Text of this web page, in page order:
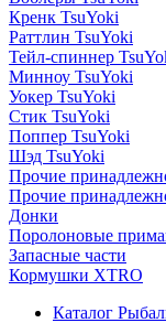
Кренк TsuYoki
Раттлин TsuYoki
Тейл-спиннер
Минноу TsuYoki
Уокер TsuYoki
Стик TsuYoki
Поппер TsuYoki
Шэд TsuYoki
Прочие
Прочие
Донки
Поролоновые
Запасные части
Кормушки XTRO
Каталог